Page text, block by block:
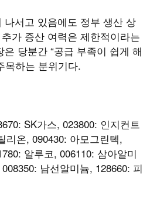
서고 있음에도 정부 생산 상
가 증산 여력은 제한적이라는
당분간 “공급 부족이 쉽게 해
목하는 분위기다.
SK가스, 023800: 인지컨트
리온, 090430: 아모그린텍,
알루코, 006110: 삼아알미
남선알미늄, 128660: 피